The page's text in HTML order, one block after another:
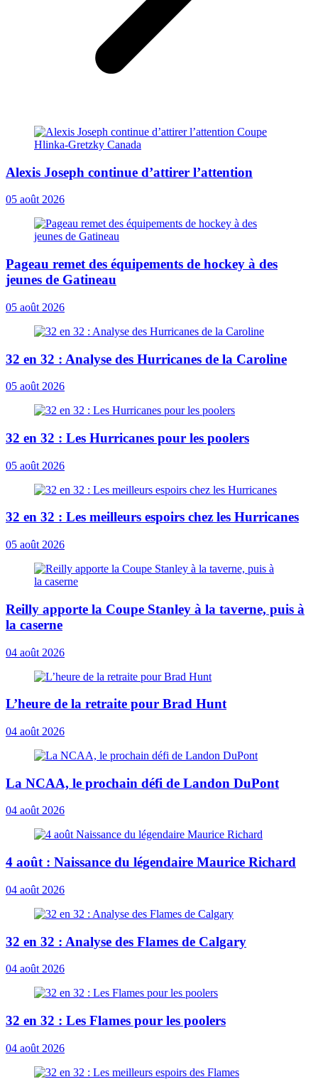
Alexis Joseph continue d’attirer l’attention
05 août 2026
Pageau remet des équipements de hockey à des
jeunes de Gatineau
05 août 2026
32 en 32 : Analyse des Hurricanes de la Caroline
05 août 2026
32 en 32 : Les Hurricanes pour les poolers
05 août 2026
32 en 32 : Les meilleurs espoirs chez les Hurricanes
05 août 2026
Reilly apporte la Coupe Stanley à la taverne, puis à
la caserne
04 août 2026
L’heure de la retraite pour Brad Hunt
04 août 2026
La NCAA, le prochain défi de Landon DuPont
04 août 2026
4 août : Naissance du légendaire Maurice Richard
04 août 2026
32 en 32 : Analyse des Flames de Calgary
04 août 2026
32 en 32 : Les Flames pour les poolers
04 août 2026